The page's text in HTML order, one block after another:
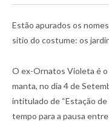
Estão apurados os
sitio do costume: os
O ex-Ornatos Violeta é
manta, no dia 4 de
intitulado de “Estação de
tempo para a pausa